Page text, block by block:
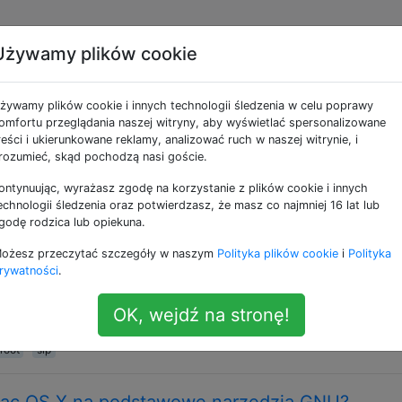
jako unix
i architekturą składającą się na Mac OS X / iOS, a
różnych powłok, takich jak `bash` lub` zsh`.
też używasz innego oprogramowania typu open
narzędzi, takich jak Linux, GNU i wiele, wiele
„rootless” w El Capitan?
„Rootless” w El Capitan i słyszę takie rzeczy, jak „Nie ma
zmodyfikować /System” i „Świat się skończy, ponieważ
funkcja „Rootless” El Capitan na poziomie technicznym?
i doświadczenia …
root sip
plików cookie
plików cookie i innych technologii śledzenia w celu poprawy
przeglądania naszej witryny, aby wyświetlać spersonalizowane
i ukierunkowane reklamy, analizować ruch w naszej witrynie, i
skąd pochodzą nasi goście.
wyrażasz zgodę na korzystanie z plików cookie i innych
śledzenia oraz potwierdzasz, że masz co najmniej 16 lat lub
rodzica lub opiekuna.
przeczytać szczegóły w naszym Polityka plików cookie i Polityka
.
OK, wejdź na stronę!